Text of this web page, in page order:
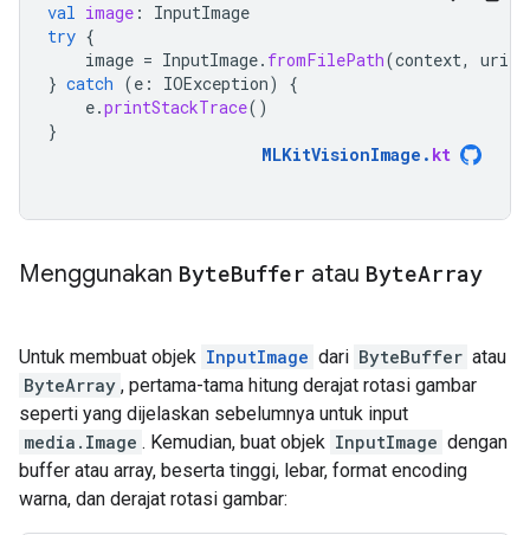
val image :
InputImage
try {
image = InputImage. fromFilePath(context, uri
} catch (e : IOException)
{
e.printStackTrace()
}
MLKitVisionImage . kt
Menggunakan ByteBuffer atau ByteArray
Untuk membuat objek InputImage dari ByteBuffer atau
ByteArray , pertama-tama hitung derajat rotasi gambar
seperti yang dijelaskan sebelumnya untuk input
media.Image . Kemudian, buat objek InputImage dengan
buffer atau array, beserta tinggi, lebar, format encoding
warna, dan derajat rotasi gambar: